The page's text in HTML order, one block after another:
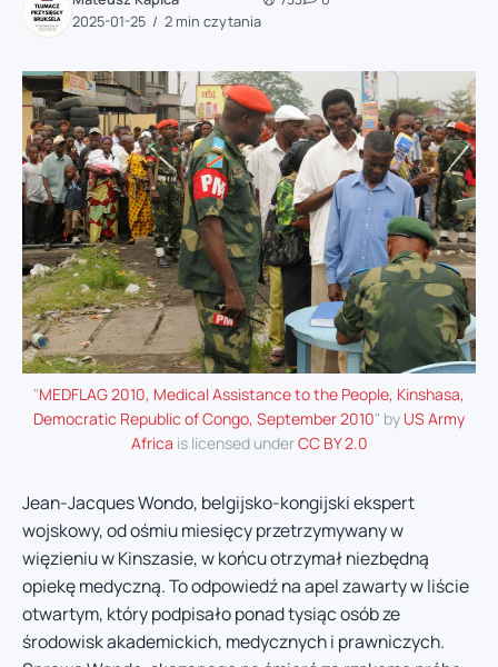
2025-01-25
2 min czytania
"MEDFLAG 2010, Medical Assistance to the People, Kinshasa,
Democratic Republic of Congo, September 2010" by US Army
Africa is licensed underCC BY 2.0
Jean-Jacques Wondo, belgijsko-kongijski ekspert
wojskowy, od ośmiu miesięcy przetrzymywany w
więzieniu w Kinszasie, w końcu otrzymał niezbędną
opiekę medyczną. To odpowiedź na apel zawarty w liście
otwartym, który podpisało ponad tysiąc osób ze
środowisk akademickich, medycznych i prawniczych.